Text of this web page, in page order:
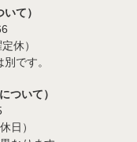
て）
休）
です。
ついて）
日）